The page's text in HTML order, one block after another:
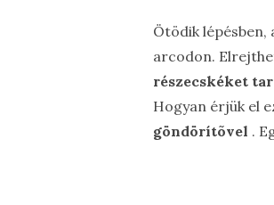
Ötödik
arcodon.
részecskéket
Hogyan érjük el
göndörítõvel .